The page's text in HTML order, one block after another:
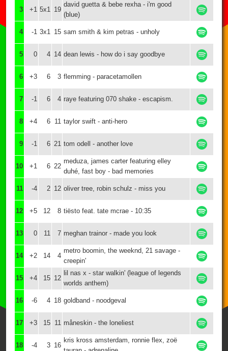
3 +1 5x1 19
david guetta & bebe rexha - i'm good
(blue)
4 -1 3x1 15 sam smith & kim petras - unholy
5 0 4 14 dean lewis - how do i say goodbye
6 +3 6 3 flemming - paracetamollen
7 -1 6 4 raye featuring 070 shake - escapism.
8 +4 6 11 taylor swift - anti-hero
9 -1 6 21 tom odell - another love
10 +1 6 22
meduza, james carter featuring elley
duhé, fast boy - bad memories
11 -4 2 12 oliver tree, robin schulz - miss you
12 +5 12 8 tiësto feat. tate mcrae - 10:35
13 0 11 7 meghan trainor - made you look
14 +2 14 4
metro boomin, the weeknd, 21 savage -
creepin'
15 +4 15 12
lil nas x - star walkin' (league of legends
worlds anthem)
16 -6 4 18 goldband - noodgeval
17 +3 15 11 måneskin - the loneliest
18 -4 3 16
kris kross amsterdam, ronnie flex, zoë